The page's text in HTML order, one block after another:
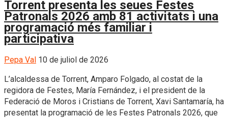
Torrent presenta les seues Festes
Patronals 2026 amb 81 activitats i una
programació més familiar i
participativa
Pepa Val 10 de juliol de 2026
L’alcaldessa de Torrent, Amparo Folgado, al costat de la
regidora de Festes, María Fernández, i el president de la
Federació de Moros i Cristians de Torrent, Xavi Santamaría, ha
presentat la programació de les Festes Patronals 2026, que